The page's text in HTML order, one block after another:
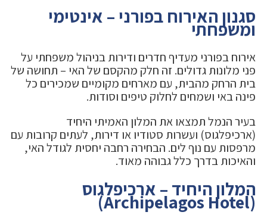
סגנון האירוח בפורני – אינטימי
ומשפחתי
אירוח בפורני מעדיף חדרים ודירות בניהול משפחתי על
פני מלונות גדולים. זה חלק מהקסם של האי – תחושה של
בית הרחק מהבית, עם מארחים מקומיים שמכירים כל
פינה באי ושמחים לחלוק טיפים וסודות.
בעיר הנמל תמצאו את המלון האמיתי היחיד
(ארכיפלגוס) ועשרות סטודיו או דירות, לעתים קרובות עם
מרפסות עם נוף לים. הבחירה רחבה יחסית לגודל האי,
והאיכות בדרך כלל גבוהה מאוד.
המלון היחיד – ארכיפלגוס
(Archipelagos Hotel)